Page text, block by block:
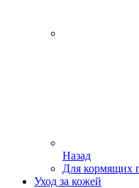
Назад
Для кормящих
Уход за кожей